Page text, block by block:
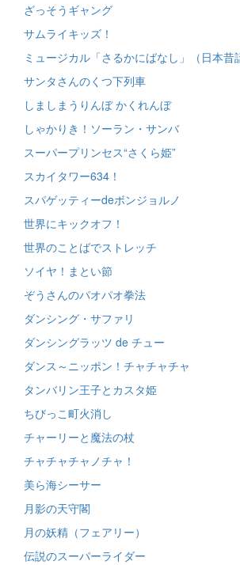
ざっそうギャング
サムライキッズ！
ミュージカル「さるかにばなし」（日本昔
サンタさんのくつ下列車
しましまうりんぼ かくれんぼ
しゃかりき！ソーラン・サンバ
スーパープリンセス“さくら姫”
スカイタワー634！
スパゲッティーdeボンジョルノ
世界にキックオフ！
世界のことばでストレッチ
ソイヤ！まとい節
ぞうさんのパオパオ拳法
ダンシング・サファリ
ダンシングラッツ de チュー
ダンス～ニッポン！チャチャチャ
タンバリン王子とカスタ姫
ちびっこ町火消し
チャーリーと魔法の杖
チャチャチャノチャ！
美ら海シーサー
月影の天守閣
月の妖精（フェアリー）
伝説のスーパーライダー